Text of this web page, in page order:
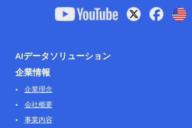
AIデータソリューション
企業情報
企業理念
会社概要
事業内容